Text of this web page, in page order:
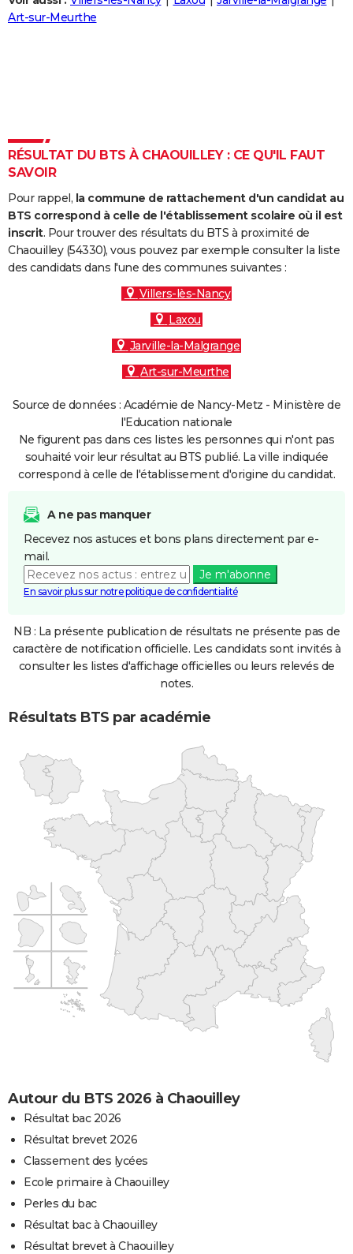
Destinations
City break
Voyage nature
Voyage de noces
Forum
Climat
+
PHOTO
Carte de Noël
Carte Bonne année
Carte Saint-Valentin
Carte Pâques
Carte d'anniversaire
DICTIONNAIRE
Dictionnaire
Biographies
Citations
Expressions
Proverbes
PROGRAMME TV
COPAINS D'AVANT
S'inscrire
Se connecter
Lycées
Collèges
Primaires
Universités
Entreprises
Service militaire
Avis de recherche
AVIS DE DÉCÈS
FORUM
Art-sur-Meurthe
RÉSULTAT DU BTS À CHAOUILLEY : CE QU'IL FAUT
SAVOIR
Pour rappel, la commune de rattachement d'un candidat au
BTS correspond à celle de l'établissement scolaire où il est
inscrit. Pour trouver des résultats du BTS à proximité de
Chaouilley (54330), vous pouvez par exemple consulter la liste
des candidats dans l'une des communes suivantes :
Villers-lès-Nancy
Laxou
Jarville-la-Malgrange
Art-sur-Meurthe
Source de données : Académie de Nancy-Metz - Ministère de
l'Education nationale
Ne figurent pas dans ces listes les personnes qui n'ont pas
souhaité voir leur résultat au BTS publié. La ville indiquée
correspond à celle de l'établissement d'origine du candidat.
A ne pas manquer
Recevez nos astuces et bons plans directement par e-
mail.
Je m'abonne
En savoir plus sur notre politique de confidentialité
NB : La présente publication de résultats ne présente pas de
caractère de notification officielle. Les candidats sont invités à
consulter les listes d'affichage officielles ou leurs relevés de
notes.
Résultats BTS par académie
Autour du BTS 2026 à Chaouilley
Résultat bac 2026
Résultat brevet 2026
Classement des lycées
Ecole primaire à Chaouilley
Perles du bac
Résultat bac à Chaouilley
Résultat brevet à Chaouilley